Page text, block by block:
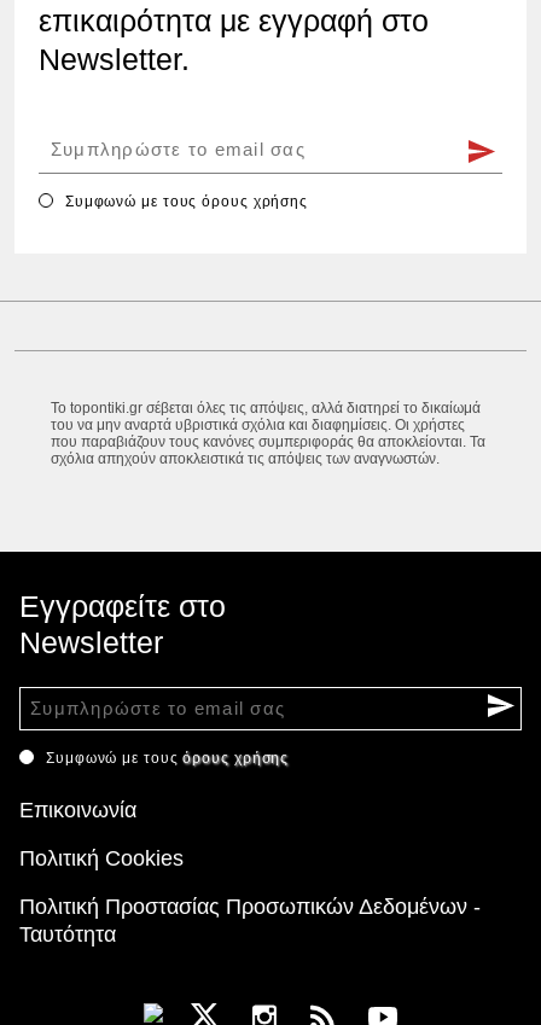
επικαιρότητα με εγγραφή στο
Newsletter.
Συμφωνώ με τουςόρους χρήσης
Το topontiki.gr σέβεται όλες τις απόψεις, αλλά διατηρεί το δικαίωμά
του να μην αναρτά υβριστικά σχόλια και διαφημίσεις. Οι χρήστες
που παραβιάζουν τους κανόνες συμπεριφοράς θα αποκλείονται. Τα
σχόλια απηχούν αποκλειστικά τις απόψεις των αναγνωστών.
Εγγραφείτε στο
Newsletter
Συμφωνώ με τουςόρους χρήσης
Επικοινωνία
Πολιτική Cookies
Πολιτική Προστασίας Προσωπικών Δεδομένων -
Ταυτότητα